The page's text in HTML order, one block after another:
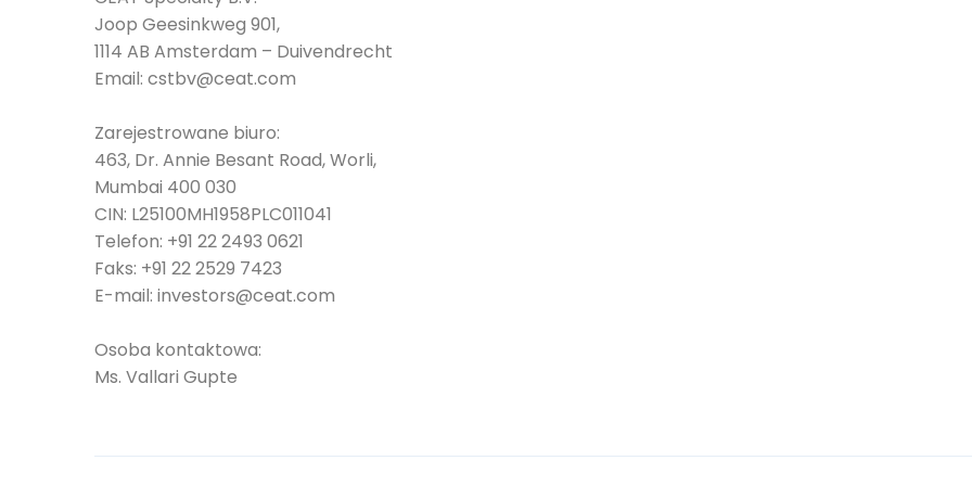
Joop Geesinkweg 901,
1114 AB Amsterdam – Duivendrecht
Email: cstbv@ceat.com
Zarejestrowane biuro:
463, Dr. Annie Besant Road, Worli,
Mumbai 400 030
CIN: L25100MH1958PLC011041
Telefon: +91 22 2493 0621
Faks: +91 22 2529 7423
E-mail: investors@ceat.com
Osoba kontaktowa:
Ms. Vallari Gupte